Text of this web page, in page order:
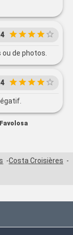
4
de photos.
4
Costa Croisières